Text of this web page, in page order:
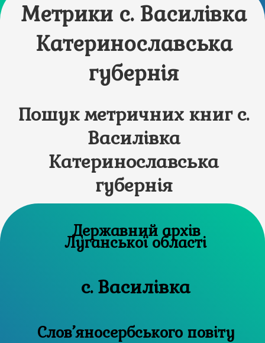
Метрики с. Василівка
Катеринославська
губернія
Пошук метричних книг с.
Василівка
Катеринославська
губернія
Державний архів
Луганської області
с. Василівка
Слов’яносербського повіту